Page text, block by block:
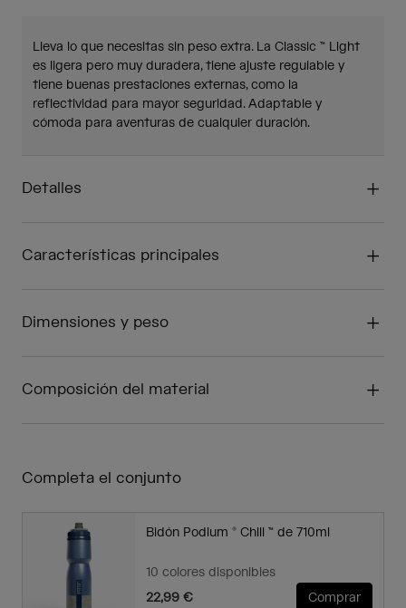
Lleva lo que necesitas sin peso extra. La Classic ™ Light
es ligera pero muy duradera, tiene ajuste regulable y
tiene buenas prestaciones externas, como la
reflectividad para mayor seguridad. Adaptable y
cómoda para aventuras de cualquier duración.
Detalles
Características principales
Dimensiones y peso
Composición del material
Completa el conjunto
Bidón Podium ® Chill ™ de 710ml
10 colores disponibles
22,99 €
Comprar